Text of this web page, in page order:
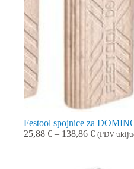
Festool spojnice za
25,88 € – 138,86 €Raspon
(PDV